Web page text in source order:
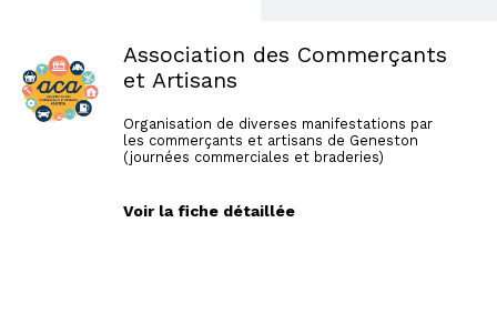
Association des Commerçants
et Artisans
Organisation de diverses manifestations par
les commerçants et artisans de Geneston
(journées commerciales et braderies)
Voir la fiche détaillée